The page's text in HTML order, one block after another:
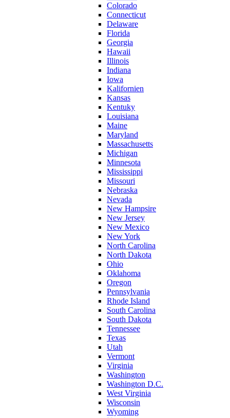
Colorado
Connecticut
Delaware
Florida
Georgia
Hawaii
Illinois
Indiana
Iowa
Kalifornien
Kansas
Kentuky
Louisiana
Maine
Maryland
Massachusetts
Michigan
Minnesota
Mississippi
Missouri
Nebraska
Nevada
New Hampsire
New Jersey
New Mexico
New York
North Carolina
North Dakota
Ohio
Oklahoma
Oregon
Pennsylvania
Rhode Island
South Carolina
South Dakota
Tennessee
Texas
Utah
Vermont
Virginia
Washington
Washington D.C.
West Virginia
Wisconsin
Wyoming